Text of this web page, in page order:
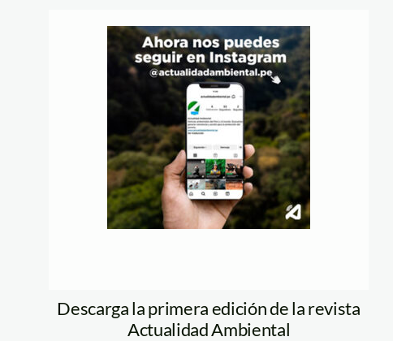
Descarga la primera edición de la revista
Actualidad Ambiental